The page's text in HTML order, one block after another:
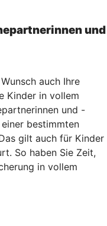
und
auch Ihre
Kinder in vollem
und -
bestimmten
gilt auch für Kinder
So haben Sie Zeit,
in vollem